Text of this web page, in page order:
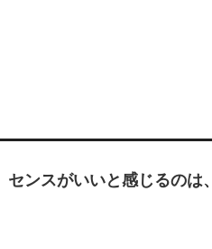
センスがいいと感じるのは